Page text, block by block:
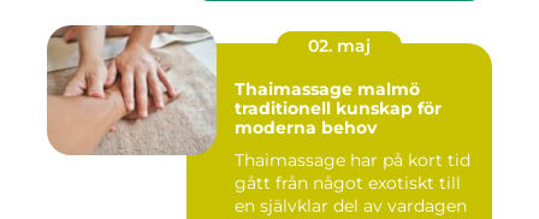
02. maj
Thaimassage malmö
traditionell kunskap för
moderna behov
Thaimassage har på kort tid
gått från något exotiskt till
en självklar del av vardagen